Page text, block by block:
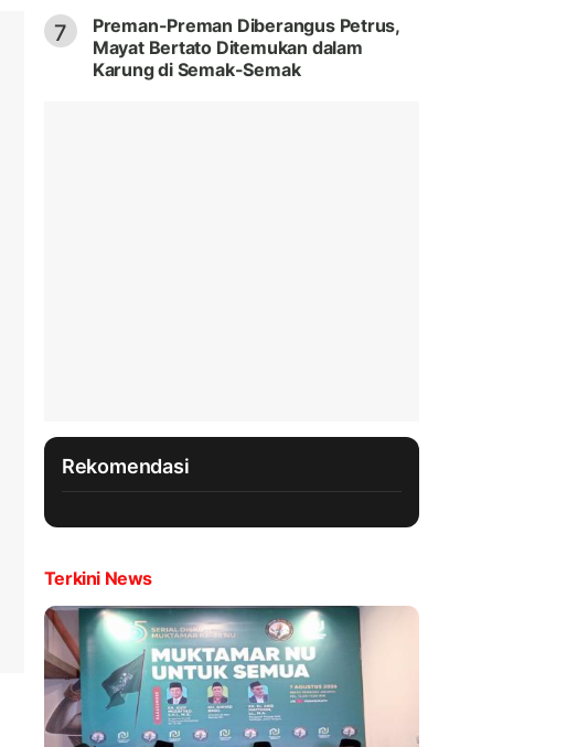
7
Preman-Preman Diberangus Petrus,
Mayat Bertato Ditemukan dalam
Karung di Semak-Semak
Rekomendasi
Terkini News